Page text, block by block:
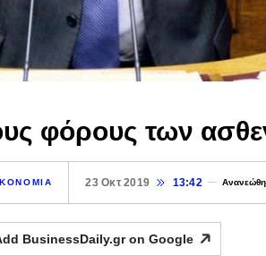
φόρους των
23 Οκτ 2019 13:42
BusinessDaily.gr on Google